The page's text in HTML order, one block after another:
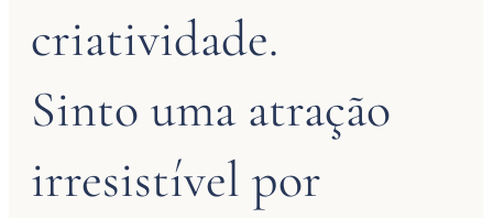
criatividade.
Sinto uma atração
irresistível por